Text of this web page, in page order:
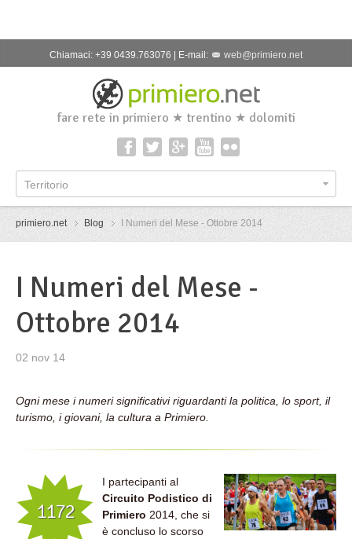
Chiamaci: +39 0439.763076 | E-mail: web@primiero.net
fare rete in primiero ★ trentino ★ dolomiti
Territorio
primiero.net Blog I Numeri del Mese - Ottobre 2014
I Numeri del Mese -
Ottobre 2014
02 nov 14
Ogni mese i numeri significativi riguardanti la politica, lo sport, il
turismo, i giovani, la cultura a Primiero.
1172
I partecipanti al
Circuito Podistico di
Primiero 2014, che si
è concluso lo scorso